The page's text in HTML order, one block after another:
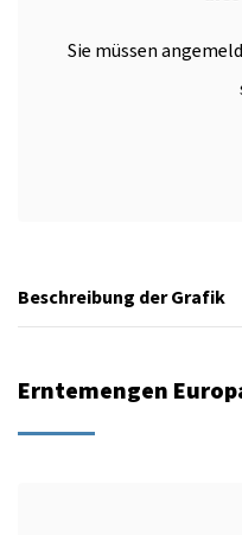
Sie müssen
Beschreibung der Grafik
Erntemengen